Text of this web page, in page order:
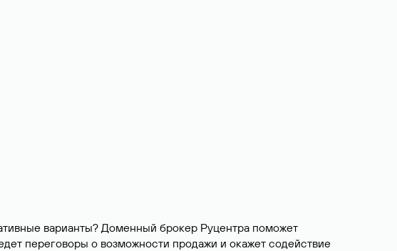
варианты? Доменный брокер Руцентра поможет
переговоры о возможности продажи и окажет содействие